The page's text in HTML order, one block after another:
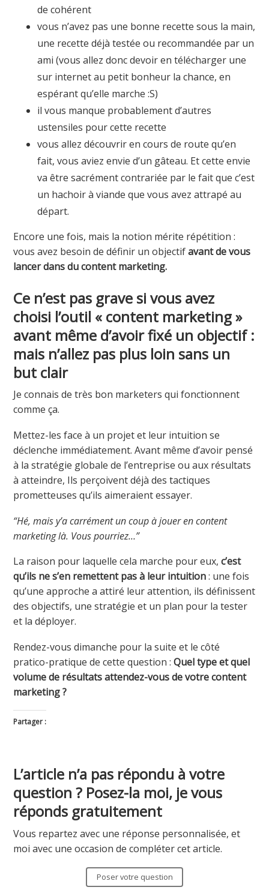
de cohérent
vous n’avez pas une bonne recette sous la main,
une recette déjà testée ou recommandée par un
ami (vous allez donc devoir en télécharger une
sur internet au petit bonheur la chance, en
espérant qu’elle marche :S)
il vous manque probablement d’autres
ustensiles pour cette recette
vous allez découvrir en cours de route qu’en
fait, vous aviez envie d’un gâteau. Et cette envie
va être sacrément contrariée par le fait que c’est
un hachoir à viande que vous avez attrapé au
départ.
Encore une fois, mais la notion mérite répétition :
vous avez besoin de définir un objectifavant de vous
lancer dans du content marketing.
Ce n’est pas grave si vous avez
choisi l’outil « content marketing »
avant même d’avoir fixé un objectif :
mais n’allez pas plus loin sans un
but clair
Je connais de très bon marketers qui fonctionnent
comme ça.
Mettez-les face à un projet et leur intuition se
déclenche immédiatement. Avant même d’avoir pensé
à la stratégie globale de l’entreprise ou aux résultats
à atteindre, Ils perçoivent déjà des tactiques
prometteuses qu’ils aimeraient essayer.
“Hé, mais y’a carrément un coup à jouer en content
marketing là. Vous pourriez…”
La raison pour laquelle cela marche pour eux,c’est
qu’ils ne s’en remettent pas à leur intuition: une fois
qu’une approche a attiré leur attention, ils définissent
des objectifs, une stratégie et un plan pour la tester
et la déployer.
Rendez-vous dimanche pour la suite et le côté
pratico-pratique de cette question :Quel type et quel
volume de résultats attendez-vous de votre content
marketing ?
Partager :
pour
partager
sur
Twitter(ouvre
dans
une
pour
partager
sur
LinkedIn(ouvre
dans
une
pour
partager
sur
Pocket(ouvre
dans
une
pour
envoyer
par
e-
mail
à
ami(ouvre
L’article n’a pas répondu à votre
question ? Posez-la moi, je vous
réponds gratuitement
Vous repartez avec une réponse personnalisée, et
moi avec une occasion de compléter cet article.
Poser votre question